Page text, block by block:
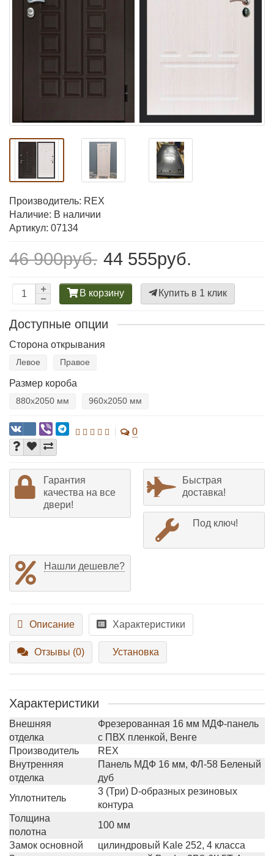
Производитель: REX
Наличие: В наличии
Артикул: 07134
46 900руб. 44 555руб.
В корзину Купить в 1 клик
Доступные опции
Сторона открывания
Левое Правое
Размер короба
880х2050 мм 960х2050 мм
0
Гарантия
качества на все
двери!
Быстрая
доставка!
Под ключ!
Нашли дешевле?
Описание Характеристики
Отзывы (0) Установка
Характеристики
Внешняя
отделка
Фрезерованная 16 мм МДФ-панель
с ПВХ пленкой, Венге
Производитель
REX
Внутренняя
отделка
Панель МДФ 16 мм, ФЛ-58 Беленый
дуб
Уплотнитель
3 (Три) D-образных резиновых
контура
Толщина
полотна
100 мм
Замок основной
цилиндровый Kale 252, 4 класса